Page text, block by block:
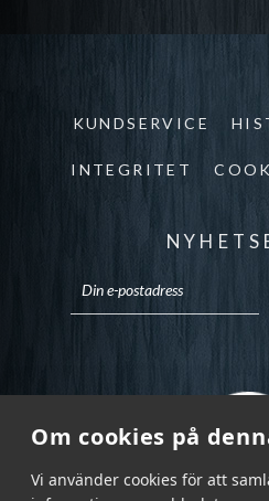
Om cookies på
Vi använder cookies för att
KUNDSERVICE
INTEGRITET